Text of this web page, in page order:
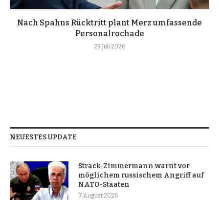
Nach Spahns Rücktritt plant Merz umfassende
Personalrochade
23 Juli 2026
NEUESTES UPDATE
Strack-Zimmermann warnt vor
möglichem russischem Angriff auf
NATO-Staaten
7 August 2026